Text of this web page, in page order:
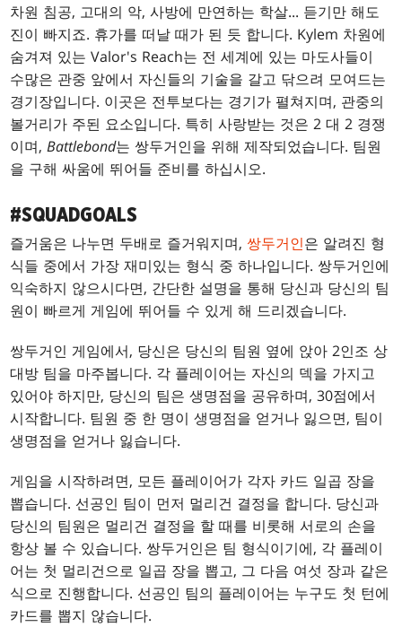
차원 침공, 고대의 악, 사방에 만연하는 학살... 듣기만 해도
진이 빠지죠. 휴가를 떠날 때가 된 듯 합니다. Kylem 차원에
숨겨져 있는 Valor's Reach는 전 세계에 있는 마도사들이
수많은 관중 앞에서 자신들의 기술을 갈고 닦으려 모여드는
경기장입니다. 이곳은 전투보다는 경기가 펼쳐지며, 관중의
볼거리가 주된 요소입니다. 특히 사랑받는 것은 2 대 2 경쟁
이며,Battlebond는 쌍두거인을 위해 제작되었습니다. 팀원
을 구해 싸움에 뛰어들 준비를 하십시오.
#SQUADGOALS
즐거움은 나누면 두배로 즐거워지며, 쌍두거인은 알려진 형
식들 중에서 가장 재미있는 형식 중 하나입니다. 쌍두거인에
익숙하지 않으시다면, 간단한 설명을 통해 당신과 당신의 팀
원이 빠르게 게임에 뛰어들 수 있게 해 드리겠습니다.
쌍두거인 게임에서, 당신은 당신의 팀원 옆에 앉아 2인조 상
대방 팀을 마주봅니다. 각 플레이어는 자신의 덱을 가지고
있어야 하지만, 당신의 팀은 생명점을 공유하며, 30점에서
시작합니다. 팀원 중 한 명이 생명점을 얻거나 잃으면, 팀이
생명점을 얻거나 잃습니다.
게임을 시작하려면, 모든 플레이어가 각자 카드 일곱 장을
뽑습니다. 선공인 팀이 먼저 멀리건 결정을 합니다. 당신과
당신의 팀원은 멀리건 결정을 할 때를 비롯해 서로의 손을
항상 볼 수 있습니다. 쌍두거인은 팀 형식이기에, 각 플레이
어는 첫 멀리건으로 일곱 장을 뽑고, 그 다음 여섯 장과 같은
식으로 진행합니다. 선공인 팀의 플레이어는 누구도 첫 턴에
카드를 뽑지 않습니다.